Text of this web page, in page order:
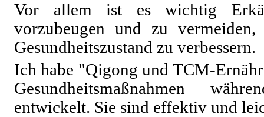
Vor allem ist es wichtig
vorzubeugen und zu
Gesundheitszustand zu verbessern.
Ich habe "Qigong und TCM-
Gesundheitsmaßnahmen
entwickelt. Sie sind effektiv und